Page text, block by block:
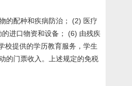
的配种和疾病防治； (2) 医疗
进口物资和设备； (6) 由残疾
校提供的学历教育服务，学生
的门票收入。上述规定的免税